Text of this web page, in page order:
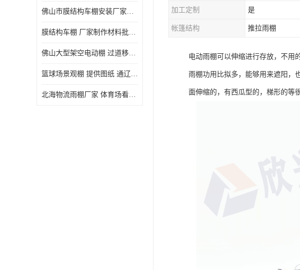
佛山市膜结构车棚安装厂家发货安装
膜结构车棚 厂家制作材料批发安装一体式工厂
佛山大型架空电动棚 过道移动雨蓬 屋轨道悬空棚免费测量
篮球场景观棚 提供图纸 通辽膜结构厂家
北海物流雨棚厂家 体育场看台雨棚 价格优惠
加工定制 是
帐篷结构 推拉雨棚
电动雨棚可以伸缩进行存放，不用
雨棚功用比拟多，能够用来遮阳，
面伸缩的，有西瓜型的，梯形的等